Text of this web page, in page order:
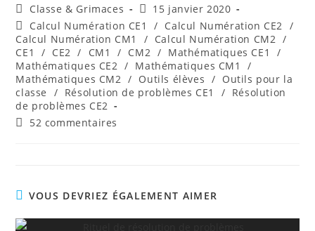
Auteur/autrice
de
la
publication :
Classe & Grimaces
Publication
publiée :
15 janvier 2020
Post
category:
Calcul Numération CE1 / Calcul Numération CE2
/
Calcul Numération CM1
/ Calcul Numération CM2 /
CE1
/ CE2 / CM1 / CM2 / Mathématiques CE1
/
Mathématiques CE2 / Mathématiques CM1
/
Mathématiques CM2 / Outils élèves / Outils pour la
classe
/ Résolution de problèmes CE1 / Résolution
de problèmes CE2
Commentaires
52 commentaires
VOUS DEVRIEZ ÉGALEMENT AIMER